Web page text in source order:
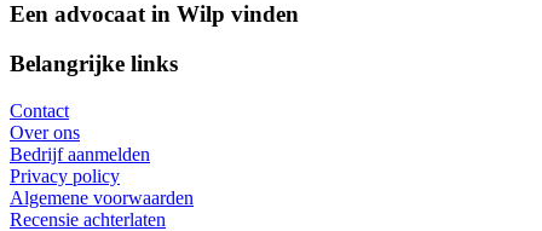
Een advocaat in Wilp vinden
Belangrijke links
Contact
Over ons
Bedrijf aanmelden
Privacy policy
Algemene voorwaarden
Recensie achterlaten